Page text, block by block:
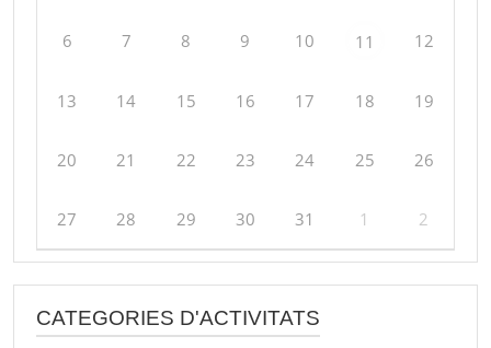
6 7 8 9 10 11 12
13 14 15 16 17 18 19
20 21 22 23 24 25 26
27 28 29 30 31 1 2
CATEGORIES D'ACTIVITATS